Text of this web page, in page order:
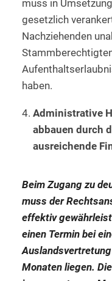
muss in
gesetzlich
Nachziehenden
haben.
Administrative
abbauen durch
ausreichende
Beim Zugang zu
muss der
effektiv
einen Termin bei
Monaten liegen.